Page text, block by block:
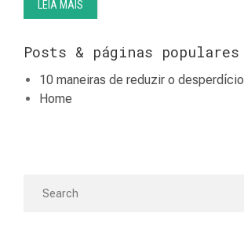
LEIA MAIS
Posts & páginas populares
10 maneiras de reduzir o desperdício
Home